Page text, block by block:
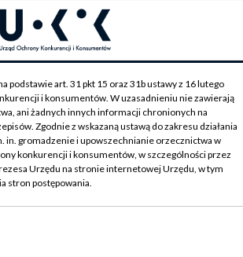
podstawie art. 31 pkt 15 oraz 31b ustawy z 16 lutego
i konsumentów. W uzasadnieniu nie zawierają
ani żadnych innych informacji chronionych na
Zgodnie z wskazaną ustawą do zakresu działania
in. gromadzenie i upowszechnianie orzecznictwa w
konkurencji i konsumentów, w szczególności przez
Urzędu na stronie internetowej Urzędu, w tym
stron postępowania.